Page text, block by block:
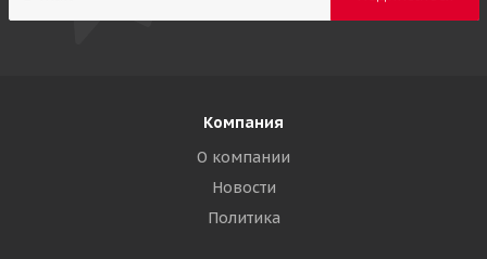
Компания
О компании
Новости
Политика